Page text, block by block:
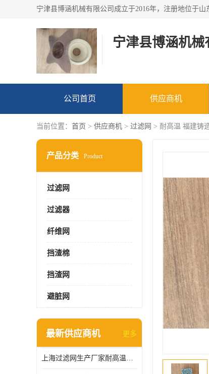
宁津县博涵机械
公司首页 供应商机
当前位置： 首页 > 供应商机 > 过滤网 > 耐高温 福建铸
产品分类 Product
过滤网
过滤器
纤维网
挡渣棉
挡渣网
避脏网
最新供应商机 更多
上海过滤网生产厂家耐高温可定制供应及时